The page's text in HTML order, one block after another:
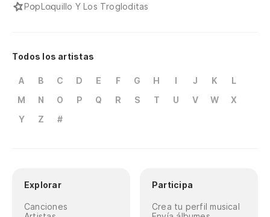
PopLoquillo Y Los Trogloditas
Todos los artistas
A B C D E F G H I J K
L
M
N O P Q R S T U V W
X
Y
Z #
Explorar
Canciones
Participa
Crea tu perfil musical